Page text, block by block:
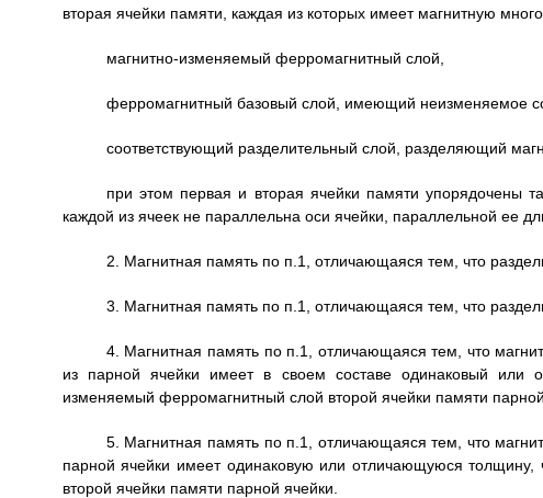
вторая ячейки памяти, каждая из которых имеет магнитную
магнитно-изменяемый ферромагнитный слой,
ферромагнитный базовый слой, имеющий неизменяемое
соответствующий разделительный слой, разделяющий
при этом первая и вторая ячейки памяти упорядочены
каждой из ячеек не параллельна оси ячейки, параллельной ее
2. Магнитная память по п.1, отличающаяся тем, что
3. Магнитная память по п.1, отличающаяся тем, что
4. Магнитная память по п.1, отличающаяся тем, что
из парной ячейки имеет в своем составе одинаковый или
изменяемый ферромагнитный слой второй ячейки памяти парной
5. Магнитная память по п.1, отличающаяся тем, что
парной ячейки имеет одинаковую или отличающуюся
второй ячейки памяти парной ячейки.